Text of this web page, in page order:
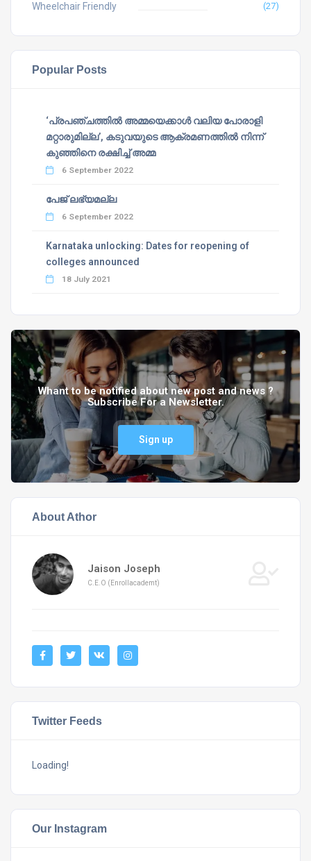
Wheelchair Friendly (27)
Popular Posts
‘പ്രപഞ്ചത്തില്‍ അമ്മയെക്കാള്‍ വലിയ പോരാളി
മറ്റാരുമില്ല’, കടുവയുടെ ആക്രമണത്തില്‍ നിന്ന്
കുഞ്ഞിനെ രക്ഷിച്ച് അമ്മ
6 September 2022
പേജ് ലഭ്യമല്ല
6 September 2022
Karnataka unlocking: Dates for reopening of
colleges announced
18 July 2021
Whant to be notified about new post and news ?
Subscribe For a Newsletter.
Sign up
About Athor
Jaison Joseph
C.E.O (Enrollacademt)
Twitter Feeds
Loading!
Our Instagram